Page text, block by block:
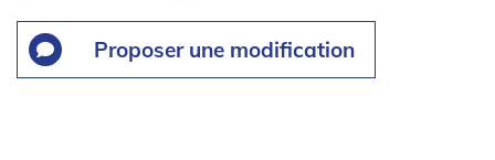
Proposer une modification